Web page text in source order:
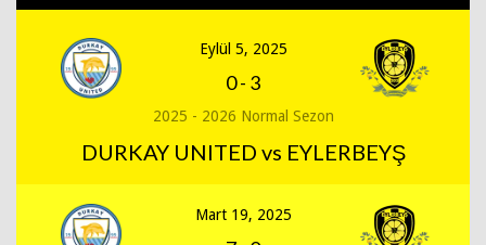
Eylül 5, 2025
0- 3
2025 - 2026 Normal Sezon
DURKAY UNITED vs EYLERBEYŞ
Mart 19, 2025